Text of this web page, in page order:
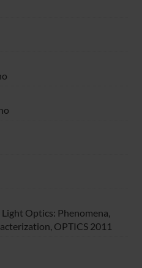
Optics: Phenomena,
OPTICS 2011